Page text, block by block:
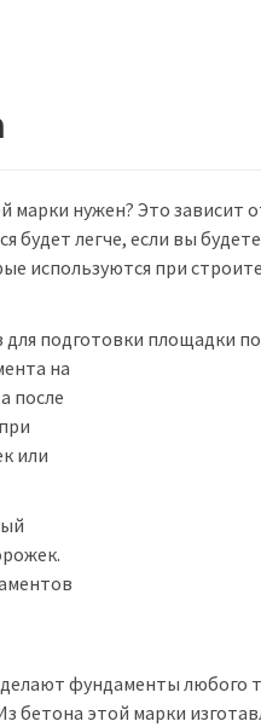
марки нужен? Это зависит
легче, если вы
используются при
подготовки площадки
на
после
или
фундаменты любого
бетона этой марки